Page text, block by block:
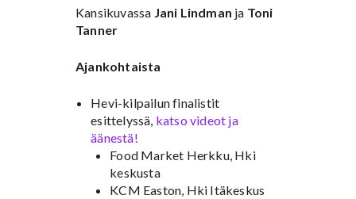
Kansikuvassa Jani Lindman ja Toni
Tanner
Ajankohtaista
Hevi-kilpailun finalistit
esittelyssä, katso videot ja
äänestä!
Food Market Herkku, Hki
keskusta
KCM Easton, Hki Itäkeskus